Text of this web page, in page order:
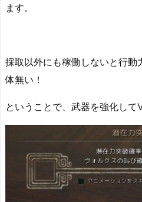
ます。
採取以外にも稼働しないと行動
体無い！
ということで、武器を強化して